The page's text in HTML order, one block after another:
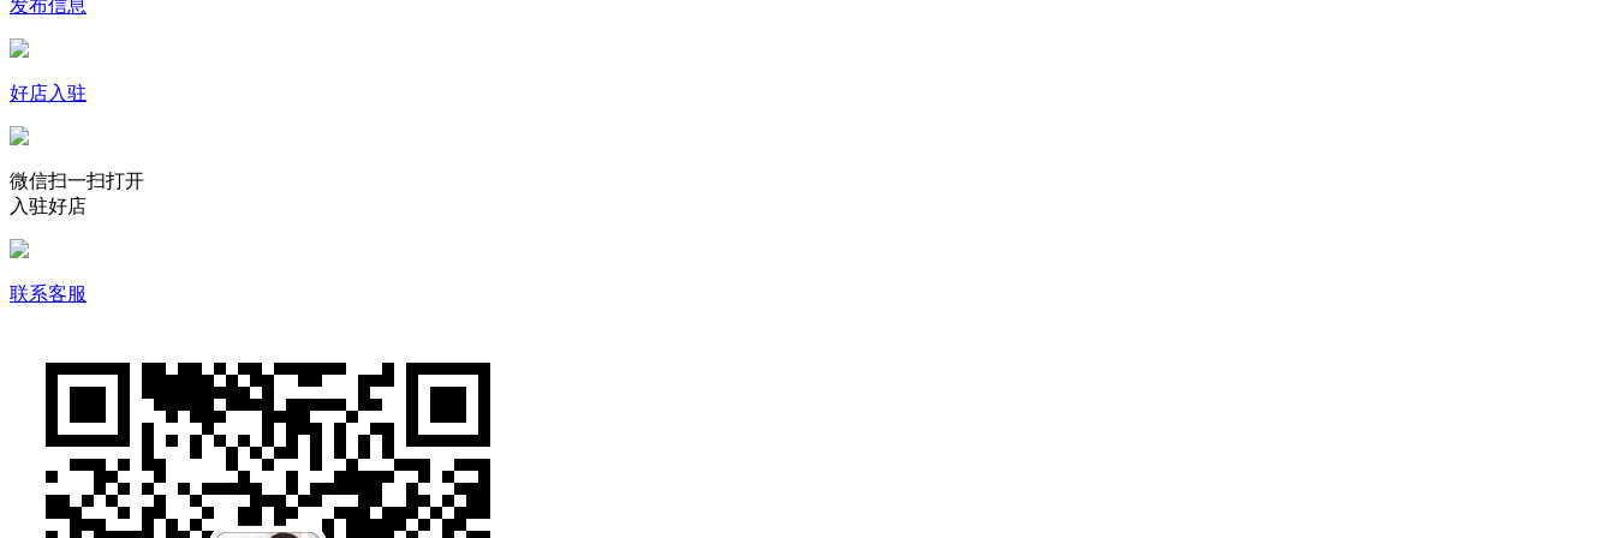
发布信息
好店入驻
微信扫一扫打开
入驻好店
联系客服